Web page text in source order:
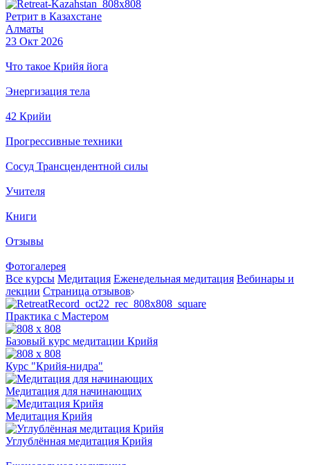
Ретрит в Казахстане
Алматы
23 Окт 2026
Что такое Крийя йога
Энергизация тела
42 Крийи
Прогрессивные техники
Сосуд Трансцендентной силы
Учителя
Книги
Отзывы
Фотогалерея
Все курсы Медитация Еженедельная медитация Вебинары и
лекции Страница отзывов
Практика с Мастером
Базовый курс медитации Крийя
Курс "Крийя-нидра"
Медитация для начинающих
Медитация Крийя
Углублённая медитация Крийя